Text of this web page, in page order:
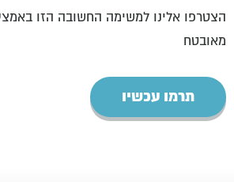
הצטרפו אלינו למשימה החשובה הזו
מאובטח
תרמו עכשיו